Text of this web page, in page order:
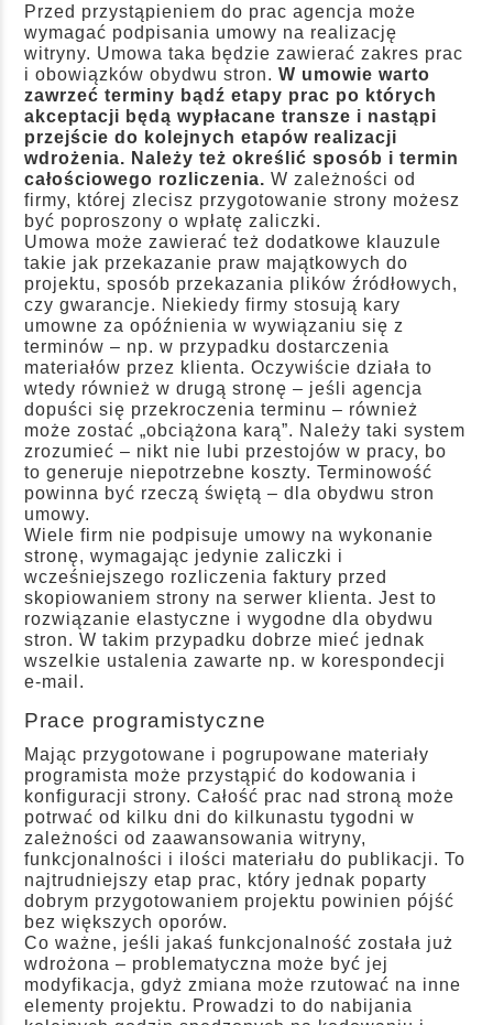
Przed przystąpieniem do prac agencja może
wymagać podpisania umowy na realizację
witryny. Umowa taka będzie zawierać zakres prac
i obowiązków obydwu stron.W umowie warto
zawrzeć terminy bądź etapy prac po których
akceptacji będą wypłacane transze i nastąpi
przejście do kolejnych etapów realizacji
wdrożenia. Należy też określić sposób i termin
całościowego rozliczenia. W zależności od
firmy, której zlecisz przygotowanie strony możesz
być poproszony o wpłatę zaliczki.
Umowa może zawierać też dodatkowe klauzule
takie jak przekazanie praw majątkowych do
projektu, sposób przekazania plików źródłowych,
czy gwarancje. Niekiedy firmy stosują kary
umowne za opóźnienia w wywiązaniu się z
terminów – np. w przypadku dostarczenia
materiałów przez klienta. Oczywiście działa to
wtedy również w drugą stronę – jeśli agencja
dopuści się przekroczenia terminu – również
może zostać „obciążona karą”. Należy taki system
zrozumieć – nikt nie lubi przestojów w pracy, bo
to generuje niepotrzebne koszty. Terminowość
powinna być rzeczą świętą – dla obydwu stron
umowy.
Wiele firm nie podpisuje umowy na wykonanie
stronę, wymagając jedynie zaliczki i
wcześniejszego rozliczenia faktury przed
skopiowaniem strony na serwer klienta. Jest to
rozwiązanie elastyczne i wygodne dla obydwu
stron. W takim przypadku dobrze mieć jednak
wszelkie ustalenia zawarte np. w korespondecji
e-mail.
Prace programistyczne
Mając przygotowane i pogrupowane materiały
programista może przystąpić do kodowania i
konfiguracji strony. Całość prac nad stroną może
potrwać od kilku dni do kilkunastu tygodni w
zależności od zaawansowania witryny,
funkcjonalności i ilości materiału do publikacji. To
najtrudniejszy etap prac, który jednak poparty
dobrym przygotowaniem projektu powinien pójść
bez większych oporów.
Co ważne, jeśli jakaś funkcjonalność została już
wdrożona – problematyczna może być jej
modyfikacja, gdyż zmiana może rzutować na inne
elementy projektu. Prowadzi to do nabijania